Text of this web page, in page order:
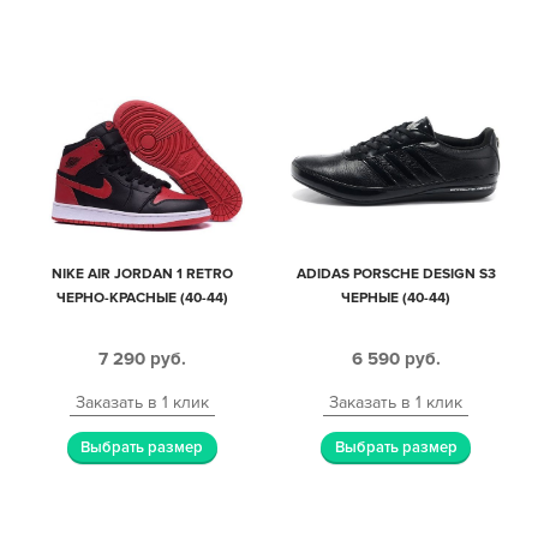
NIKE AIR JORDAN 1 RETRO
ЧЕРНО-КРАСНЫЕ (40-44)
7 290 руб.
Заказать в 1 клик
Выбрать размер
ADIDAS PORSCHE DESIGN S3
ЧЕРНЫЕ (40-44)
6 590 руб.
Заказать в 1 клик
Выбрать размер